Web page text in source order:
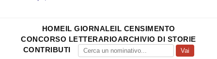
HOMEIL GIORNALEIL CENSIMENTO
CONCORSO LETTERARIOARCHIVIO DI STORIE
CONTRIBUTI
Vai